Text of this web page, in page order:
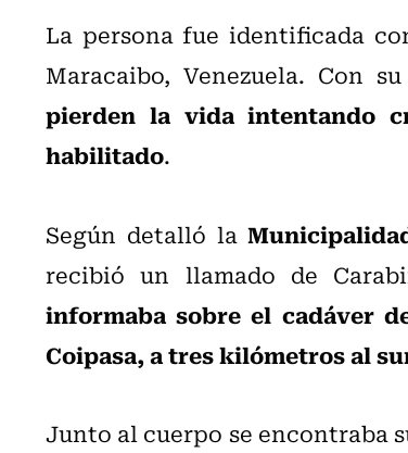
La persona fue identificada
Maracaibo, Venezuela. Con
pierden la vida intentando
habilitado.
Según detalló la
recibió un llamado de
informaba sobre el cadáver
Coipasa, a tres kilómetros al
Junto al cuerpo se encontraba